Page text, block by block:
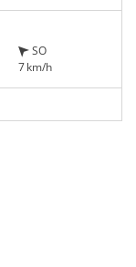
SO
7 km/h